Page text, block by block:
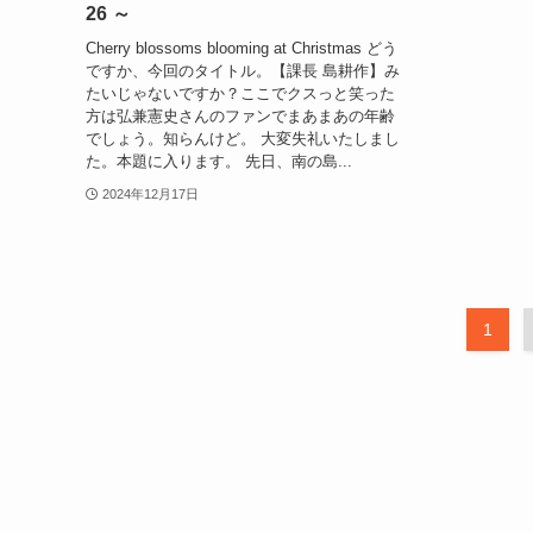
26 ～
Cherry blossoms blooming at Christmas どう
ですか、今回のタイトル。【課長 島耕作】み
たいじゃないですか？ここでクスっと笑った
方は弘兼憲史さんのファンでまあまあの年齢
でしょう。知らんけど。 大変失礼いたしまし
た。本題に入ります。 先日、南の島...
2024年12月17日
1